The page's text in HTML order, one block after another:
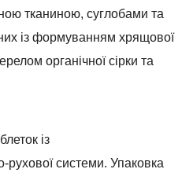
тканиною, суглобами та
із формуванням хрящової
органічної сірки та
із
системи. Упаковка